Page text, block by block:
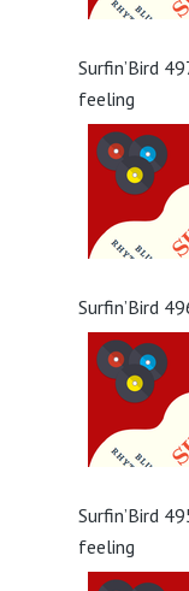
Surfin’Bird
feeling
Surfin’Bird
Surfin’Bird
feeling